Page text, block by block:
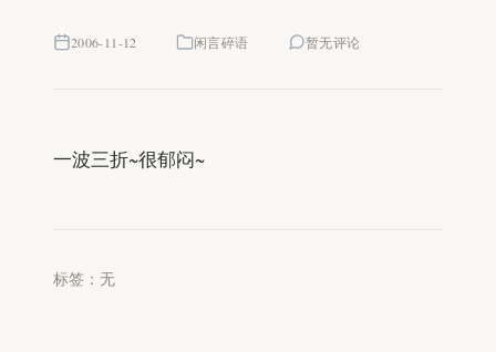
2006-11-12 闲言碎语 暂无评论
一波三折~很郁闷~
标签：无